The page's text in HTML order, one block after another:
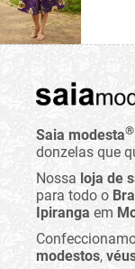
Saia modesta®
donzelas que
Nossa loja de
para todo o
Ipiranga em
modestos,